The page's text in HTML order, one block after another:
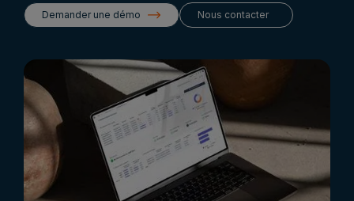
Demander une démo Nous contacter